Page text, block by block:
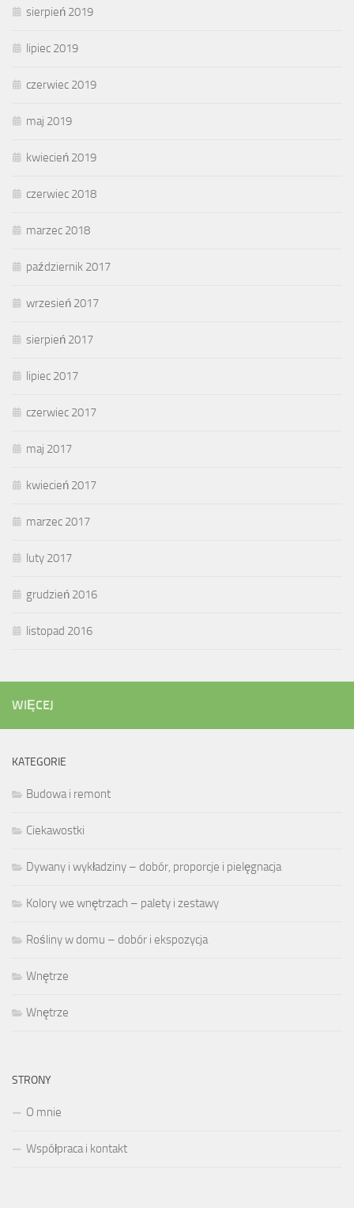
sierpień 2019
lipiec 2019
czerwiec 2019
maj 2019
kwiecień 2019
czerwiec 2018
marzec 2018
październik 2017
wrzesień 2017
sierpień 2017
lipiec 2017
czerwiec 2017
maj 2017
kwiecień 2017
marzec 2017
luty 2017
grudzień 2016
listopad 2016
WIĘCEJ
KATEGORIE
Budowa i remont
Ciekawostki
Dywany i wykładziny – dobór, proporcje i pielęgnacja
Kolory we wnętrzach – palety i zestawy
Rośliny w domu – dobór i ekspozycja
Wnętrze
Wnętrze
STRONY
O mnie
Współpraca i kontakt